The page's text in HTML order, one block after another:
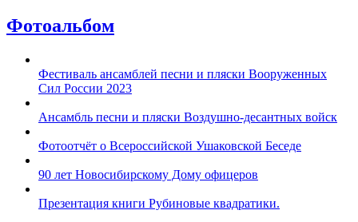
Фотоальбом
Фестиваль ансамблей песни и пляски Вооруженных
Сил России 2023
Ансамбль песни и пляски Воздушно-десантных войск
Фотоотчёт о Всероссийской Ушаковской Беседе
90 лет Новосибирскому Дому офицеров
Презентация книги Рубиновые квадратики.